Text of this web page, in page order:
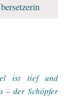
ist tief und
– der Schöpfer